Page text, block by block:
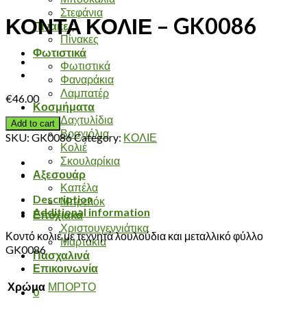
Στεφάνια
Πίνακες
Πίνακες
Φωτιστικά
Φωτιστικά
Φαναράκια
Λαμπατέρ
Κοσμήματα
Δαχτυλίδια
Βραχιόλια
Κολιέ
Σκουλαρίκια
Αξεσουάρ
Καπέλα
Μπρελόκ
Εποχιακά
Χριστουγεννιάτικα
Μαρτάκια
Πασχαλινά
Επικοινωνία
0
ΚΟΝΤΑ ΚΟΛΙΕ – GK0086
€46.00
Add to cart
SKU: GK0086Category: ΚΟΛΙΕ
Description
Additional information
Κοντό κολιέ με τεχνητά λουλούδια και μεταλλικό φύλλο
GK0086
Χρώμα ΜΠΟΡΤΟ